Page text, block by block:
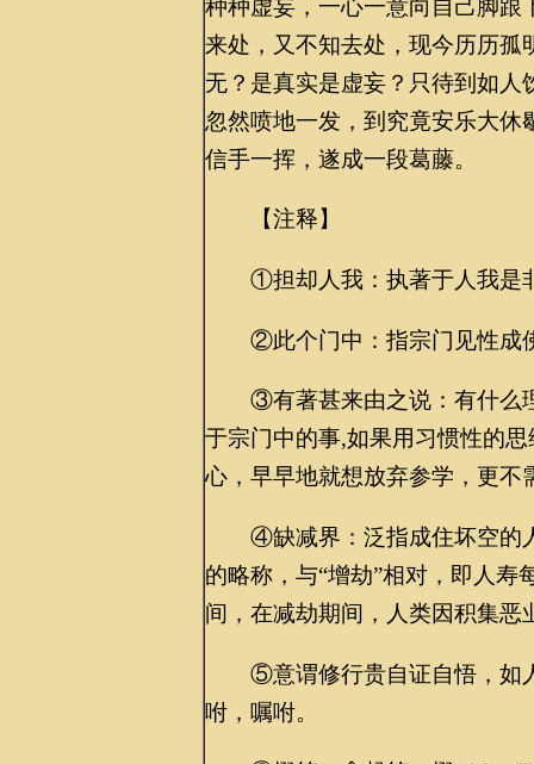
种种虚妄，一心一意向自己脚跟
来处，又不知去处，现今历历孤
无？是真实是虚妄？只待到如
忽然喷地一发，到究竟安乐大
信手一挥，遂成一段葛藤。
【注释】
①担却人我：执著于人我是
②此个门中：指宗门见性成
③有著甚来由之说：有什么理
于宗门中的事,如果用习惯性的
心，早早地就想放弃参学，更不
④缺减界：泛指成住坏空的人
的略称，与“增劫”相对，即人
间，在减劫期间，人类因积集恶
⑤意谓修行贵自证自悟，如人
咐，嘱咐。